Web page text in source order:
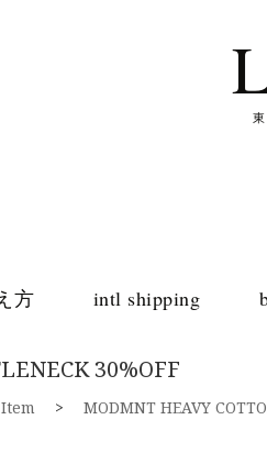
方 intl shipping
30%OFF
Item > MODMNT HEAVY